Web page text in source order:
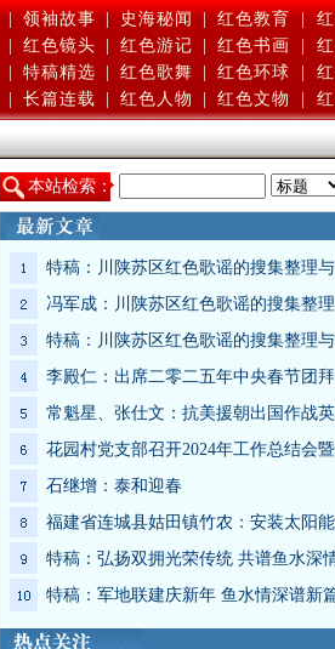
| 领袖故事 | 史海秘闻 | 红色教育 |
红色镜头 红色游记 红色书画
特稿精选 红色歌舞 红色环球
长篇连载 红色人物 红色文物
本站检索：
特稿：川陕苏区红色歌谣的搜集整理
冯军成：川陕苏区红色歌谣的搜集整
特稿：川陕苏区红色歌谣的搜集整理
李殿仁：出席二零二五年中央春节团
常魁星、张仕文：抗美援朝出国作战
花园村党支部召开2024年工作总结会
石继增：泰和迎春
福建省连城县姑田镇竹农：安装太阳
特稿：弘扬双拥光荣传统 共谱鱼水深
特稿：军地联建庆新年 鱼水情深谱